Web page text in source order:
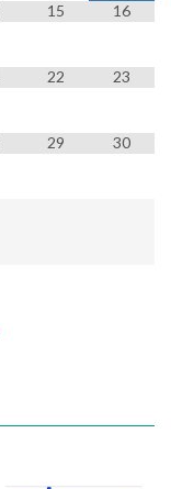
15 16
22 23
29 30